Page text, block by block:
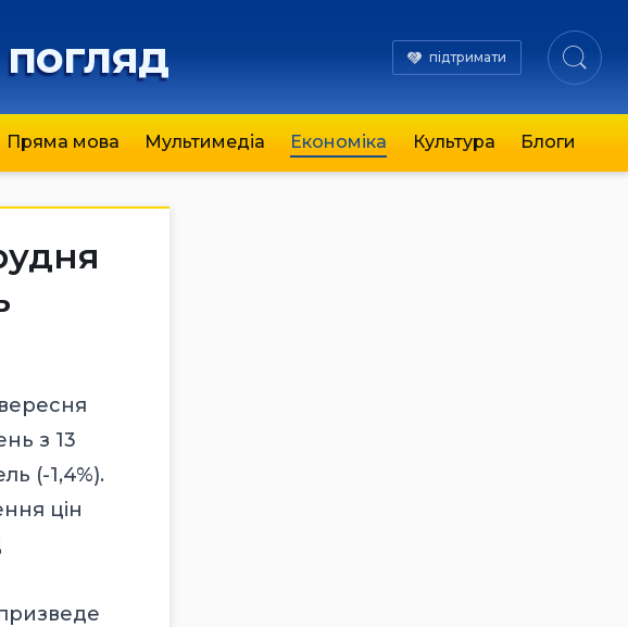
підтримати
Пряма мова Мультимедіа Економіка Культура Блоги
з 13
(-1,4%).
цін